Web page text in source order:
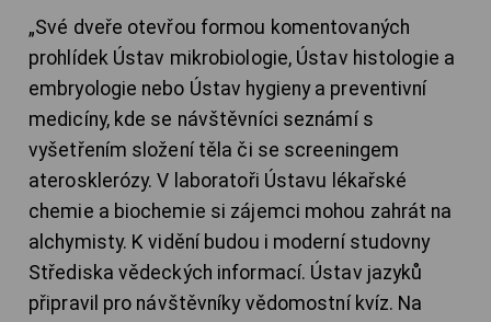
„Své dveře otevřou formou komentovaných
prohlídek Ústav mikrobiologie, Ústav histologie a
embryologie nebo Ústav hygieny a preventivní
medicíny, kde se návštěvníci seznámí s
vyšetřením složení těla či se screeningem
aterosklerózy. V laboratoři Ústavu lékařské
chemie a biochemie si zájemci mohou zahrát na
alchymisty. K vidění budou i moderní studovny
Střediska vědeckých informací. Ústav jazyků
připravil pro návštěvníky vědomostní kvíz. Na